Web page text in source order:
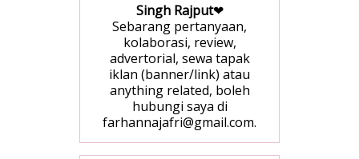
Singh Rajput❤
Sebarang pertanyaan,
kolaborasi, review,
advertorial, sewa tapak
iklan (banner/link) atau
anything related, boleh
hubungi saya di
farhannajafri@gmail.com.